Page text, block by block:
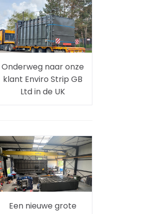
Onderweg naar onze
klant Enviro Strip GB
Ltd in de UK
Een nieuwe grote